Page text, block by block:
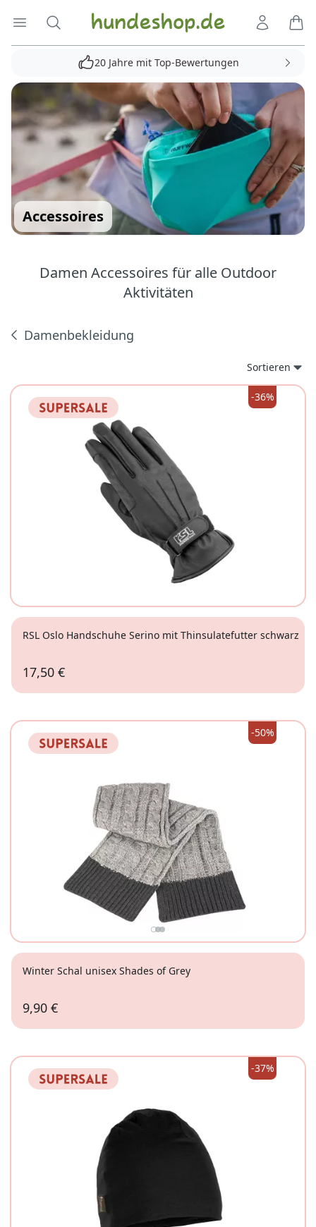
Menü öffnen
Suche Hundeshop.de
20 Jahre mit Top-Bewertungen
Accessoires
Damen Accessoires für alle Outdoor
Aktivitäten
Damenbekleidung
Sortieren
-36%
L XL
RSL Oslo Handschuhe Serino mit Thinsulatefutter schwarz
17,50 €
-50%
Winter Schal unisex Shades of Grey
9,90 €
-37%